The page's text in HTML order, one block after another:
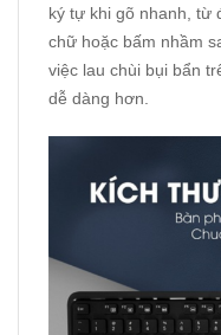
ký tự khi gõ nhanh, từ
chữ hoặc bấm nhầm
việc lau chùi bụi bẩn
dễ dàng hơn.